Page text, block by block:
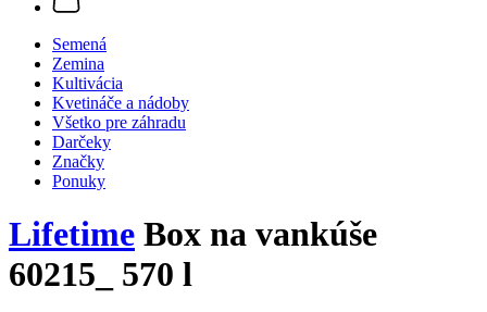
Semená
Zemina
Kultivácia
Kvetináče a nádoby
Všetko pre záhradu
Darčeky
Značky
Ponuky
Lifetime Box na vankúše
60215_ 570 l